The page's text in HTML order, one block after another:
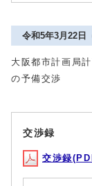
令和5年3月22日
大阪都市計画局
の予備交渉
交渉録
交渉録